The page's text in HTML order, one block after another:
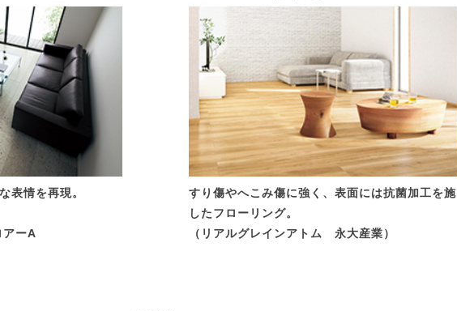
表情を再現。
アーA
すり傷やへこみ傷に強く、表面には抗菌加工を施
したフローリング。
（リアルグレインアトム 永大産業）